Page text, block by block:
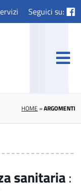
Seguici su:
HOME »ARGOMENTI
sanitaria: